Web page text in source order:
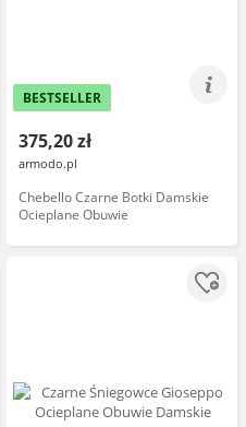
BESTSELLER
375,20 zł
armodo.pl
Chebello Czarne Botki Damskie
Ocieplane Obuwie